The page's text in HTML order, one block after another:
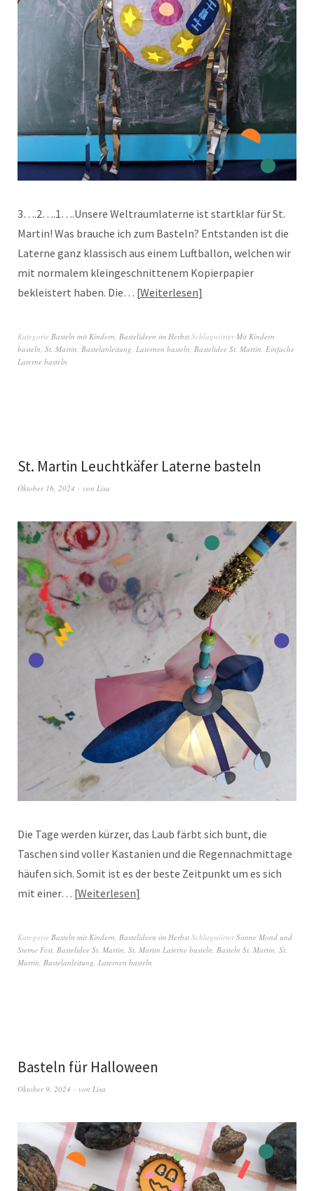
3….2….1….Unsere Weltraumlaterne ist startklar für St.
Martin! Was brauche ich zum Basteln? Entstanden ist die
Laterne ganz klassisch aus einem Luftballon, welchen wir
mit normalem kleingeschnittenem Kopierpapier
bekleistert haben. Die… Weiterlesen
Kategorie Basteln mit Kindern, Bastelideen im Herbst SchlagwörterMit Kindern
basteln, St. Martin, Bastelanleitung, Laternen basteln, Bastelidee St. Martin, Einfache
Laterne basteln
St. Martin Leuchtkäfer Laterne basteln
Oktober 16, 2024 von Lisa
Die Tage werden kürzer, das Laub färbt sich bunt, die
Taschen sind voller Kastanien und die Regennachmittage
häufen sich. Somit ist es der beste Zeitpunkt um es sich
mit einer… Weiterlesen
Kategorie Basteln mit Kindern, Bastelideen im Herbst SchlagwörterSonne Mond und
Sterne Fest, Bastelidee St. Martin, St. Martin Laterne basteln, Basteln St. Martin, St.
Martin, Bastelanleitung, Laternen basteln
Basteln für Halloween
Oktober 9, 2024 von Lisa